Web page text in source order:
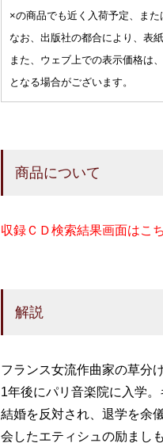
×の商品でも近く入荷予定、ま
なお、出版社の都合により、表
また、ウェブ上での表示価格は
となる場合がございます。
商品について
収録ＣＤ検索結果画面はこ
解説
フランス女流作曲家の草分
1年後にパリ音楽院に入学
結婚を反対され、退学を余
会したエティシュの励まし